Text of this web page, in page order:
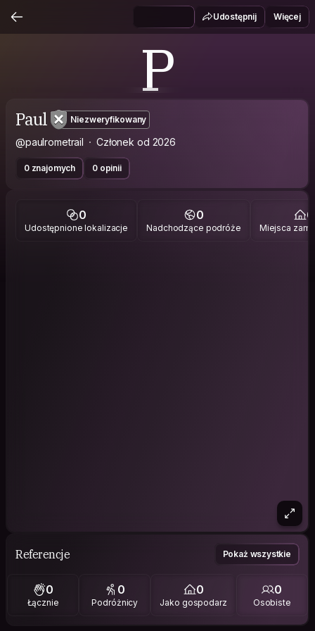
Udostępnij Więcej
P
Paul Niezweryfikowany
@paulrometrail Członek od 2026
0 znajomych 0 opinii
0
Udostępnione lokalizacje
0
Nadchodzące podróże
0
Miejsca
Referencje Pokaż wszystkie
0
Łącznie
0
Podróżnicy
0
Jako gospodarz
0
Osobiste